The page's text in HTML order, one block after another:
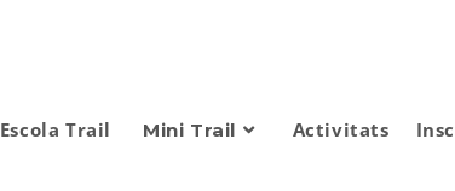
Escola Trail Mini Trail Activitats